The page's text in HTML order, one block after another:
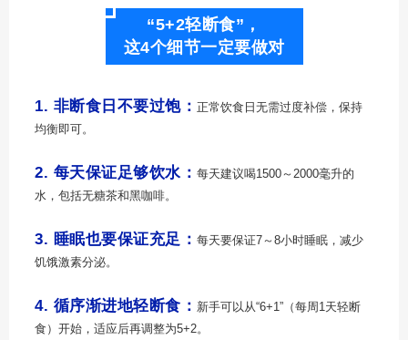
“5+2轻断食”，
这4个细节一定要做对
1. 非断食日不要过饱： 正常饮食日无需过度补偿，保持
均衡即可。
2. 每天保证足够饮水： 每天建议喝1500～2000毫升的
水，包括无糖茶和黑咖啡。
3. 睡眠也要保证充足： 每天要保证7～8小时睡眠，减少
饥饿激素分泌。
4. 循序渐进地轻断食： 新手可以从“6+1”（每周1天轻断
食）开始，适应后再调整为5+2。